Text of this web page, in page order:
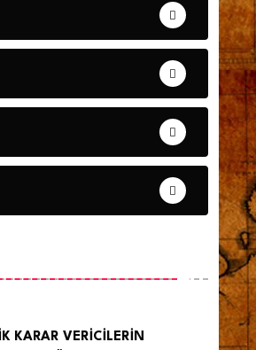
KARAR VERİCİLERİN